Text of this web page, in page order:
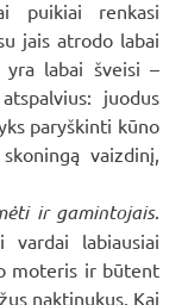
puikiai renkasi
jais atrodo labai
labai šveisi –
juodus
paryškinti kūno
vaizdinį,
ir gamintojais.
vardai labiausiai
moteris ir būtent
naktinukus. Kai